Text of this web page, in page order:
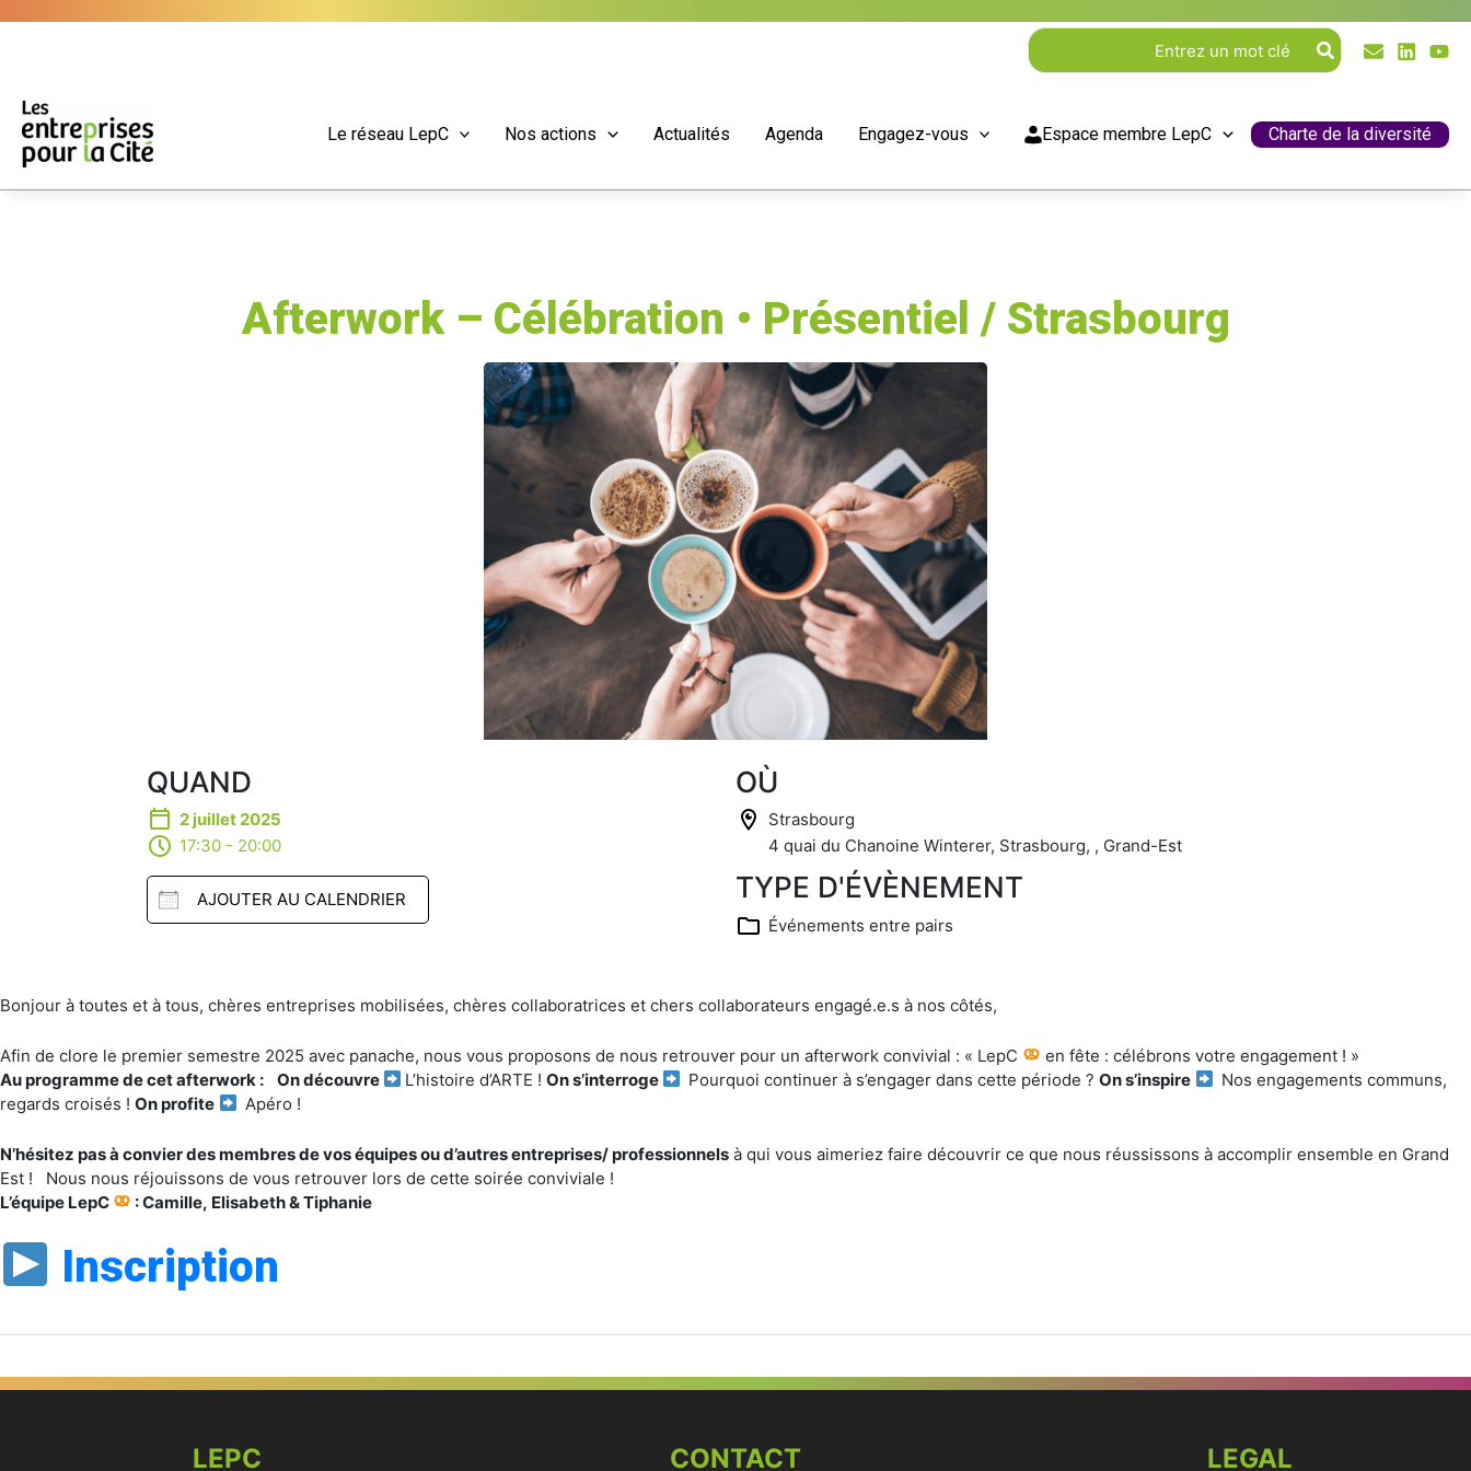
Rechercher:
Le réseau LepC Nos actions Actualités Agenda Engagez-vous Espace membre LepC Charte de la diversité
Afterwork – Célébration • Présentiel / Strasbourg
QUAND
2 juillet 2025
17:30 - 20:00
AJOUTER AU CALENDRIER
Calendrier Google
Office 365
Outlook Live
OÙ
Strasbourg
4 quai du Chanoine Winterer, Strasbourg, , Grand-Est
TYPE D'ÉVÈNEMENT
Événements entre pairs
Bonjour à toutes et à tous, chères entreprises mobilisées, chères collaboratrices et chers collaborateurs engagé.e.s à nos côtés,
Afin de clore le premier semestre 2025 avec panache, nous vous proposons de nous retrouver pour un afterwork convivial : « LepC
en fête : célébrons votre engagement ! »
Au programme de cet afterwork :
On découvre L’histoire d’ARTE !On s’interroge Pourquoi continuer à s’engager dans cette période ?On s’inspire
Nos engagements communs,
regards croisés ! On profite Apéro !
N’hésitez pas à convier des membres de vos équipes ou d’autres entreprises/ professionnels à qui vous aimeriez faire découvrir ce que nous réussissons à accomplir ensemble en Grand
Est ! Nous nous réjouissons de vous retrouver lors de cette soirée conviviale !
L’équipe LepC
: Camille, Elisabeth & Tiphanie
Inscription
LEPC CONTACT LEGAL